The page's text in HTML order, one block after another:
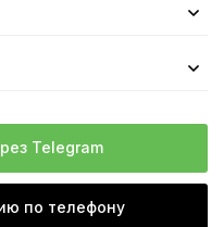
Telegram
по телефону